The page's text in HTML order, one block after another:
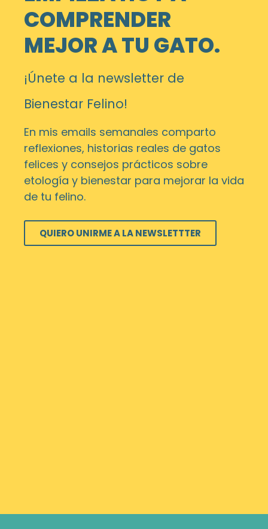
COMPRENDER
MEJOR A TU GATO.
¡Únete a la newsletter de
Bienestar Felino!
En mis emails semanales comparto
reflexiones, historias reales de gatos
felices y consejos prácticos sobre
etología y bienestar para mejorar la vida
de tu felino.
QUIERO UNIRME A LA NEWSLETTTER